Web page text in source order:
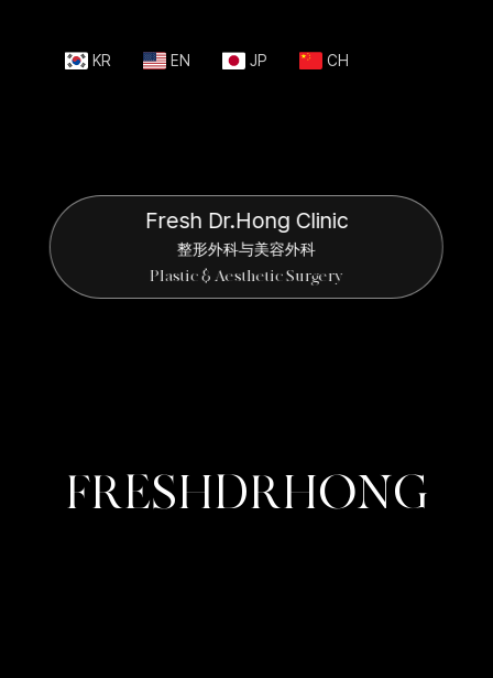
Fresh Dr.Hong Clinic
整形外科与美容外科
Plastic & Aesthetic Surgery
KR EN JP CH
FRESHDRHONG